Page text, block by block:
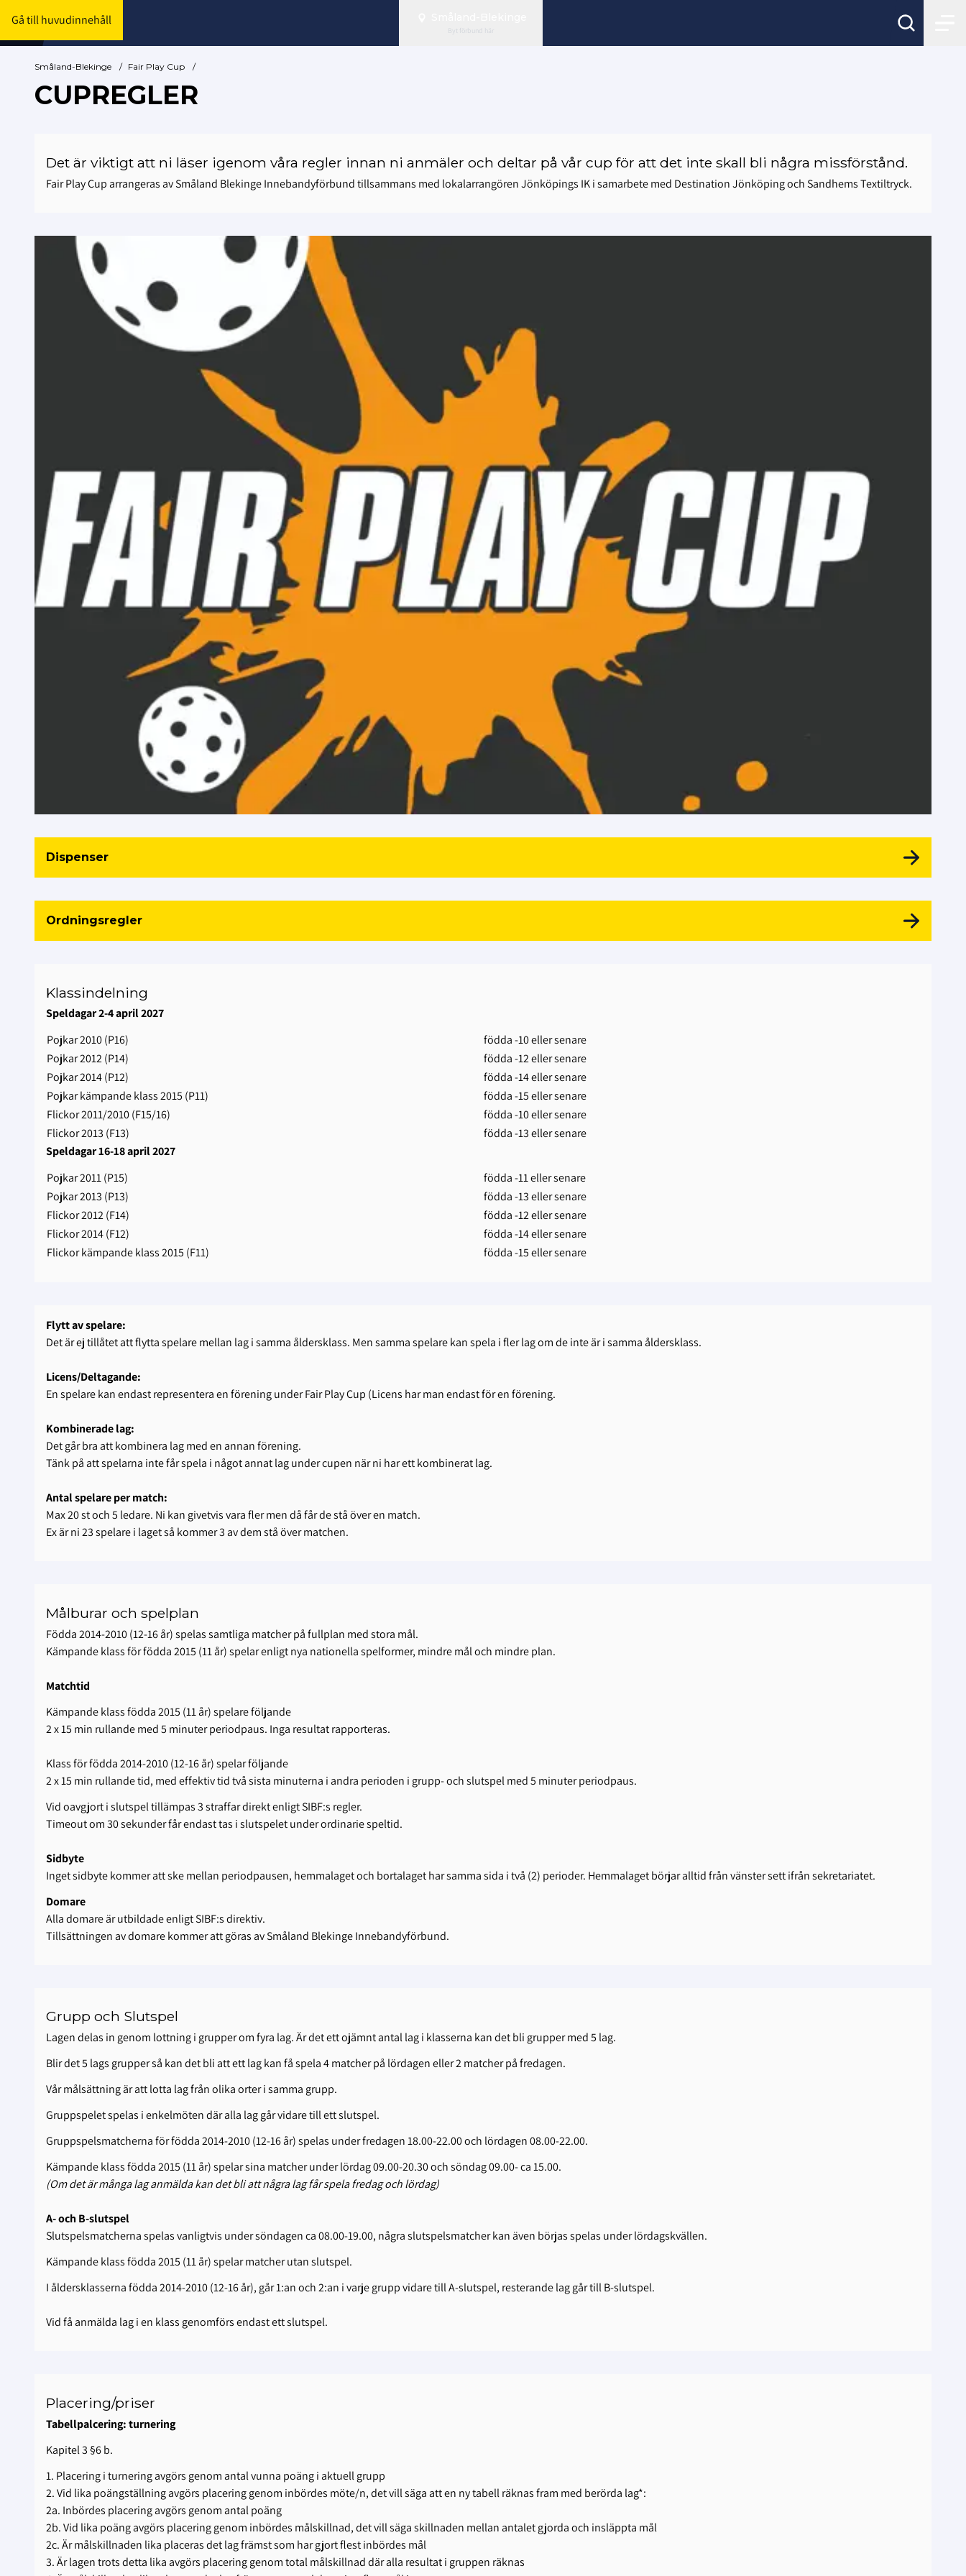
Gå till huvudinnehåll
Byt förbund här
Småland-Blekinge / Fair Play Cup /
CUPREGLER
Det är viktigt att ni läser igenom våra regler innan ni anmäler och deltar på vår cup för att det inte skall bli några missförstånd.
Fair Play Cup arrangeras av Småland Blekinge Innebandyförbund tillsammans med lokalarrangören Jönköpings IK i samarbete med Destination Jönköping och Sandhems Textiltryck.
Dispenser
Ordningsregler
Klassindelning
Speldagar 2-4 april 2027
Pojkar 2010 (P16)
födda -10 eller senare
Pojkar 2012 (P14)
födda -12 eller senare
Pojkar 2014 (P12)
födda -14 eller senare
Pojkar kämpande klass 2015 (P11)
födda -15 eller senare
Flickor 2011/2010 (F15/16)
födda -10 eller senare
Flickor 2013 (F13)
födda -13 eller senare
Speldagar 16-18 april 2027
Pojkar 2011 (P15)
födda -11 eller senare
Pojkar 2013 (P13)
födda -13 eller senare
Flickor 2012 (F14)
födda -12 eller senare
Flickor 2014 (F12)
födda -14 eller senare
Flickor kämpande klass 2015 (F11)
födda -15 eller senare
Flytt av spelare:
Det är ej tillåtet att flytta spelare mellan lag i samma åldersklass. Men samma spelare kan spela i fler lag om de inte är i samma åldersklass.
Licens/Deltagande:
En spelare kan endast representera en förening under Fair Play Cup (Licens har man endast för en förening.
Kombinerade lag:
Det går bra att kombinera lag med en annan förening.
Tänk på att spelarna inte får spela i något annat lag under cupen när ni har ett kombinerat lag.
Antal spelare per match:
Max 20 st och 5 ledare. Ni kan givetvis vara fler men då får de stå över en match.
Ex är ni 23 spelare i laget så kommer 3 av dem stå över matchen.
Målburar och spelplan
Födda 2014-2010 (12-16 år) spelas samtliga matcher på fullplan med stora mål.
Kämpande klass för födda 2015 (11 år) spelar enligt nya nationella spelformer, mindre mål och mindre plan.
Matchtid
Kämpande klass födda 2015 (11 år) spelare följande
2 x 15 min rullande med 5 minuter periodpaus. Inga resultat rapporteras.
Klass för födda 2014-2010 (12-16 år) spelar följande
2 x 15 min rullande tid, med effektiv tid två sista minuterna i andra perioden i grupp- och slutspel med 5 minuter periodpaus.
Vid oavgjort i slutspel tillämpas 3 straffar direkt enligt SIBF:s regler.
Timeout om 30 sekunder får endast tas i slutspelet under ordinarie speltid.
Sidbyte
Inget sidbyte kommer att ske mellan periodpausen, hemmalaget och bortalaget har samma sida i två (2) perioder. Hemmalaget börjar alltid från vänster sett ifrån sekretariatet.
Domare
Alla domare är utbildade enligt SIBF:s direktiv.
Tillsättningen av domare kommer att göras av Småland Blekinge Innebandyförbund.
Grupp och Slutspel
Lagen delas in genom lottning i grupper om fyra lag. Är det ett ojämnt antal lag i klasserna kan det bli grupper med 5 lag.
Blir det 5 lags grupper så kan det bli att ett lag kan få spela 4 matcher på lördagen eller 2 matcher på fredagen.
Vår målsättning är att lotta lag från olika orter i samma grupp.
Gruppspelet spelas i enkelmöten där alla lag går vidare till ett slutspel.
Gruppspelsmatcherna för födda 2014-2010 (12-16 år) spelas under fredagen 18.00-22.00 och lördagen 08.00-22.00.
Kämpande klass födda 2015 (11 år) spelar sina matcher under lördag 09.00-20.30 och söndag 09.00- ca 15.00.
(Om det är många lag anmälda kan det bli att några lag får spela fredag och lördag)
A- och B-slutspel
Slutspelsmatcherna spelas vanligtvis under söndagen ca 08.00-19.00, några slutspelsmatcher kan även börjas spelas under lördagskvällen.
Kämpande klass födda 2015 (11 år) spelar matcher utan slutspel.
I åldersklasserna födda 2014-2010 (12-16 år), går 1:an och 2:an i varje grupp vidare till A-slutspel, resterande lag går till B-slutspel.
Vid få anmälda lag i en klass genomförs endast ett slutspel.
Placering/priser
Tabellpalcering: turnering
Kapitel 3 §6 b.
1. Placering i turnering avgörs genom antal vunna poäng i aktuell grupp
2. Vid lika poängställning avgörs placering genom inbördes möte/n, det vill säga att en ny tabell räknas fram med berörda lag*:
2a. Inbördes placering avgörs genom antal poäng
2b. Vid lika poäng avgörs placering genom inbördes målskillnad, det vill säga skillnaden mellan antalet gjorda och insläppta mål
2c. Är målskillnaden lika placeras det lag främst som har gjort flest inbördes mål
3. Är lagen trots detta lika avgörs placering genom total målskillnad där alla resultat i gruppen räknas